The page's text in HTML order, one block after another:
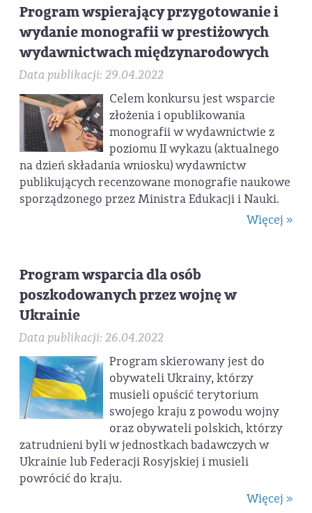
Program wspierający przygotowanie i
wydanie monografii w prestiżowych
wydawnictwach międzynarodowych
Data publikacji: 29.04.2022
Celem konkursu jest wsparcie
złożenia i opublikowania
monografii w wydawnictwie z
poziomu II wykazu (aktualnego
na dzień składania wniosku) wydawnictw
publikujących recenzowane monografie naukowe
sporządzonego przez Ministra Edukacji i Nauki.
Więcej »
Program wsparcia dla osób
poszkodowanych przez wojnę w
Ukrainie
Data publikacji: 26.04.2022
Program skierowany jest do
obywateli Ukrainy, którzy
musieli opuścić terytorium
swojego kraju z powodu wojny
oraz obywateli polskich, którzy
zatrudnieni byli w jednostkach badawczych w
Ukrainie lub Federacji Rosyjskiej i musieli
powrócić do kraju.
Więcej »